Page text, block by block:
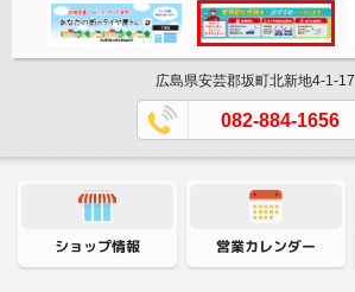
広島県安芸郡坂町北新地4-1-17
082-884-1656
ショップ情報 営業カレンダー